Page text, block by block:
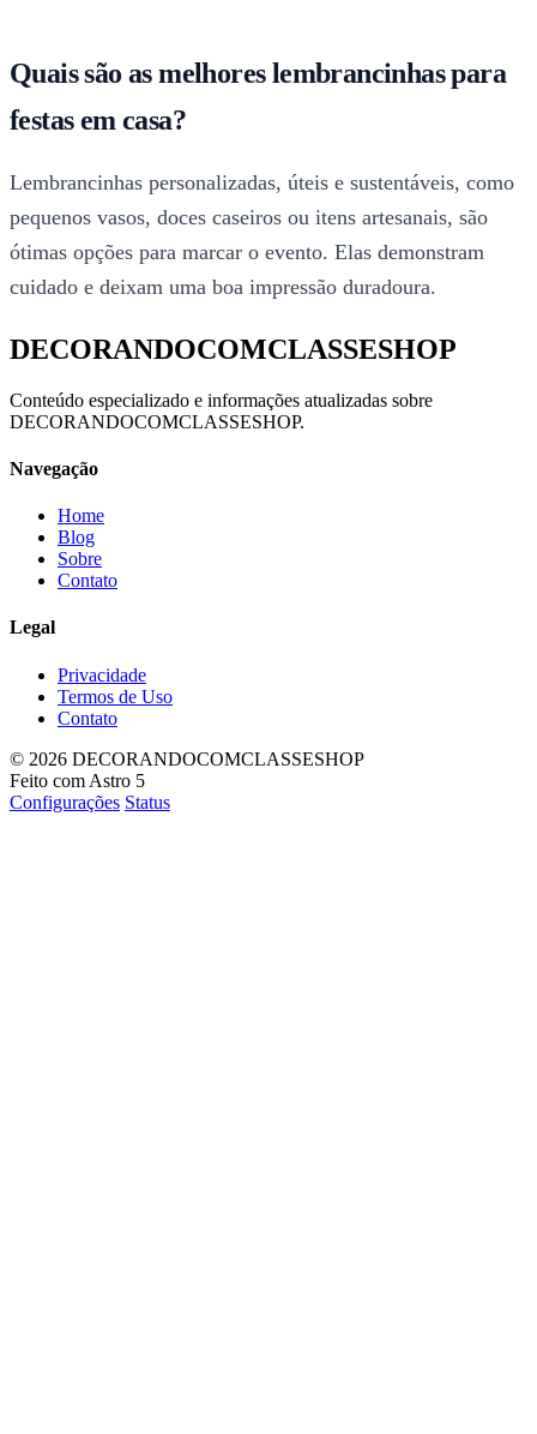
Quais são as melhores lembrancinhas para
festas em casa?
Lembrancinhas personalizadas, úteis e sustentáveis, como
pequenos vasos, doces caseiros ou itens artesanais, são
ótimas opções para marcar o evento. Elas demonstram
cuidado e deixam uma boa impressão duradoura.
DECORANDOCOMCLASSESHOP
Conteúdo especializado e informações atualizadas sobre
DECORANDOCOMCLASSESHOP.
Navegação
Home
Blog
Sobre
Contato
Legal
Privacidade
Termos de Uso
Contato
© 2026 DECORANDOCOMCLASSESHOP
Feito com Astro 5
Configurações Status